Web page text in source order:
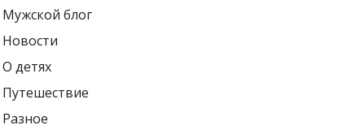
Мужской блог
Новости
О детях
Путешествие
Разное